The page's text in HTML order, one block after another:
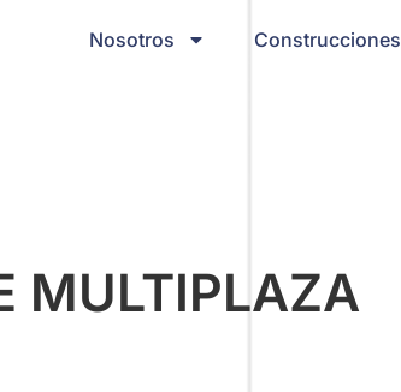
Nosotros Construcciones
MULTIPLAZA